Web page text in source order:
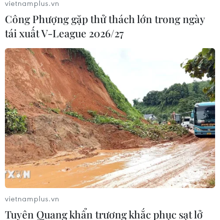
Người Tuyết bé nhỏ là phim hoạt hình mới
thành công nhất 2018
30/09/2019 07:33
Đây là bộ phim hoạt hình mới có khởi đầu thành công
nhất năm 2019, khi “Toy Story,” “How to Train a Dragon”
hay “The Secret Life of Pets” trước đó đều là những
thương hiệu đã có ít nhất một tập phim.
vietnamplus.vn
Công Phượng gặp thử thách lớn trong ngày
tái xuất V-League 2026/27
vietnamplus.vn
Tuyên Quang khẩn trương khắc phục sạt lở